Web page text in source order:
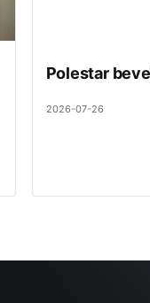
Polestar
2026-07-26